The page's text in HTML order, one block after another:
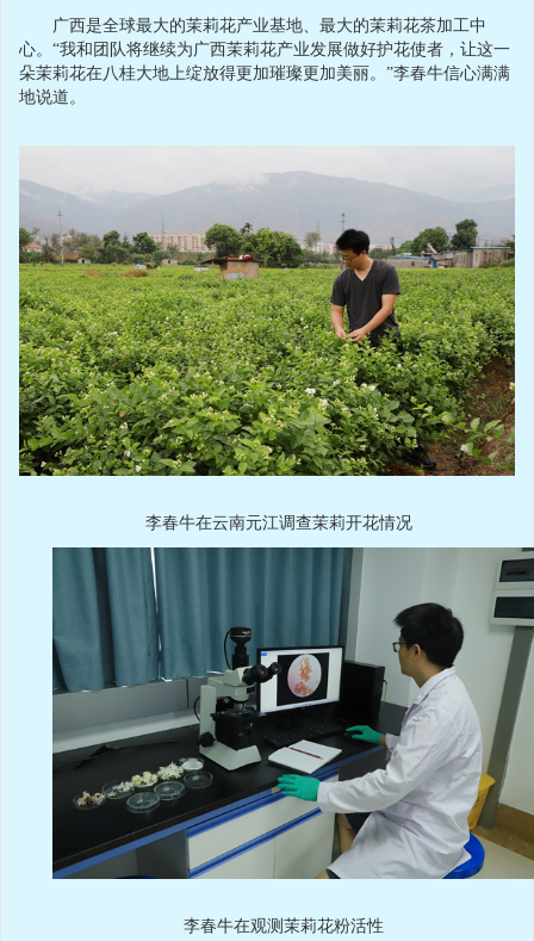
广西是全球最大的茉莉花产业基地、最大的茉莉花茶加工中
心。“我和团队将继续为广西茉莉花产业发展做好护花使者，让这一
朵茉莉花在八桂大地上绽放得更加璀璨更加美丽。”李春牛信心满满
地说道。
李春牛在云南元江调查茉莉开花情况
李春牛在观测茉莉花粉活性